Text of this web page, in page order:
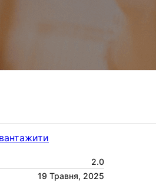
2.0
19 Травня, 2025